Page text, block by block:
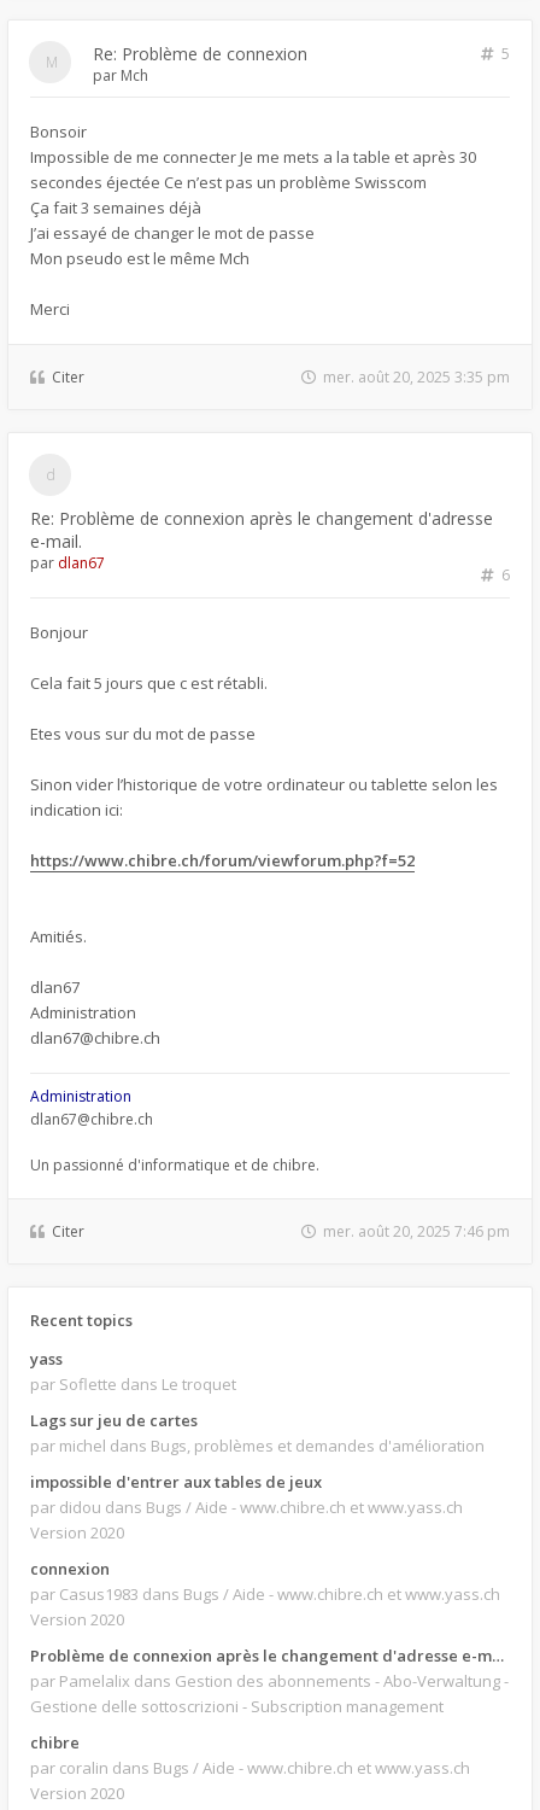
Re: Problème de connexion
5
par Mch
Bonsoir
Impossible de me connecter Je me mets a la table et après 30
secondes éjectée Ce n’est pas un problème Swisscom
Ça fait 3 semaines déjà
J’ai essayé de changer le mot de passe
Mon pseudo est le même Mch
Merci
Citer mer. août 20, 2025 3:35 pm
Re: Problème de connexion après le changement d'adresse
e-mail.
6
par dlan67
Bonjour
Cela fait 5 jours que c est rétabli.
Etes vous sur du mot de passe
Sinon vider l’historique de votre ordinateur ou tablette selon les
indication ici:
https://www.chibre.ch/forum/viewforum.php?f=52
Amitiés.
dlan67
Administration
dlan67@chibre.ch
Administration
dlan67@chibre.ch
Un passionné d'informatique et de chibre.
Citer mer. août 20, 2025 7:46 pm
Recent topics
yass
par Soflette dans Le troquet
Lags sur jeu de cartes
par michel dans Bugs, problèmes et demandes d'amélioration
impossible d'entrer aux tables de jeux
par didou dans Bugs / Aide - www.chibre.ch et www.yass.ch
Version 2020
connexion
par Casus1983 dans Bugs / Aide - www.chibre.ch et www.yass.ch
Version 2020
Problème de connexion après le changement d'adresse e-mail.
par Pamelalix dans Gestion des abonnements - Abo-Verwaltung -
Gestione delle sottoscrizioni - Subscription management
chibre
par coralin dans Bugs / Aide - www.chibre.ch et www.yass.ch
Version 2020